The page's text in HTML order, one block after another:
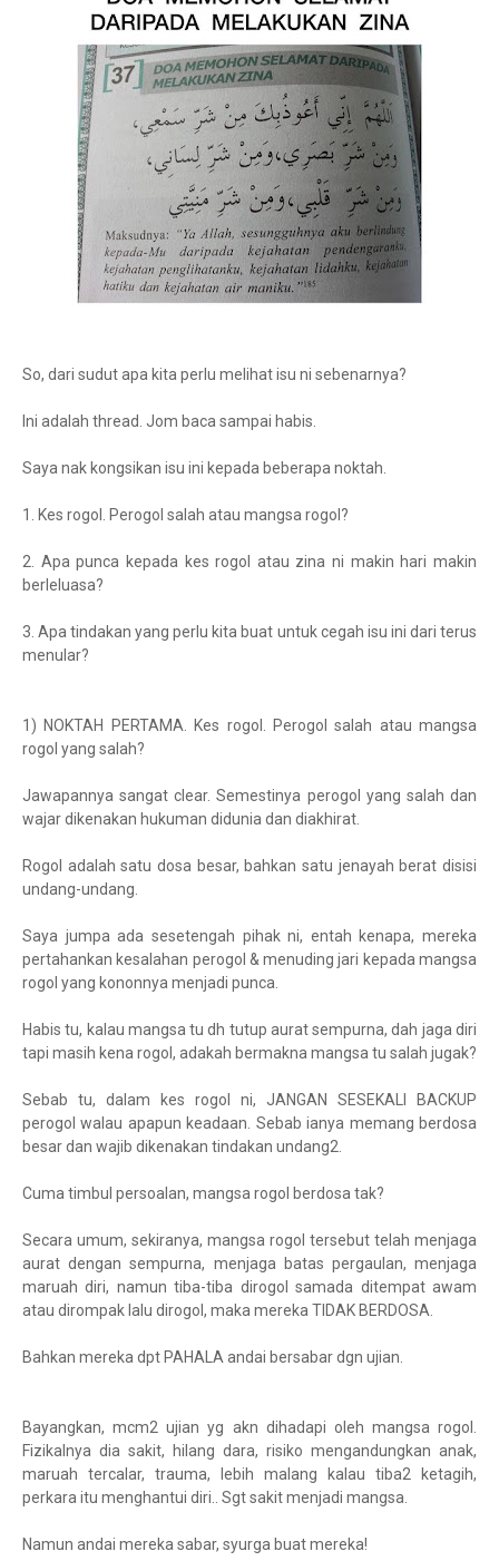
So, dari sudut apa kita perlu melihat isu ni sebenarnya?
Ini adalah thread. Jom baca sampai habis.
Saya nak kongsikan isu ini kepada beberapa noktah.
1. Kes rogol. Perogol salah atau mangsa rogol?
2. Apa punca kepada kes rogol atau zina ni makin hari makin
berleluasa?
3. Apa tindakan yang perlu kita buat untuk cegah isu ini dari terus
menular?
1) NOKTAH PERTAMA. Kes rogol. Perogol salah atau mangsa
rogol yang salah?
Jawapannya sangat clear. Semestinya perogol yang salah dan
wajar dikenakan hukuman didunia dan diakhirat.
Rogol adalah satu dosa besar, bahkan satu jenayah berat disisi
undang-undang.
Saya jumpa ada sesetengah pihak ni, entah kenapa, mereka
pertahankan kesalahan perogol & menuding jari kepada mangsa
rogol yang kononnya menjadi punca.
Habis tu, kalau mangsa tu dh tutup aurat sempurna, dah jaga diri
tapi masih kena rogol, adakah bermakna mangsa tu salah jugak?
Sebab tu, dalam kes rogol ni, JANGAN SESEKALI BACKUP
perogol walau apapun keadaan. Sebab ianya memang berdosa
besar dan wajib dikenakan tindakan undang2.
Cuma timbul persoalan, mangsa rogol berdosa tak?
Secara umum, sekiranya, mangsa rogol tersebut telah menjaga
aurat dengan sempurna, menjaga batas pergaulan, menjaga
maruah diri, namun tiba-tiba dirogol samada ditempat awam
atau dirompak lalu dirogol, maka mereka TIDAK BERDOSA.
Bahkan mereka dpt PAHALA andai bersabar dgn ujian.
Bayangkan, mcm2 ujian yg akn dihadapi oleh mangsa rogol.
Fizikalnya dia sakit, hilang dara, risiko mengandungkan anak,
maruah tercalar, trauma, lebih malang kalau tiba2 ketagih,
perkara itu menghantui diri.. Sgt sakit menjadi mangsa.
Namun andai mereka sabar, syurga buat mereka!